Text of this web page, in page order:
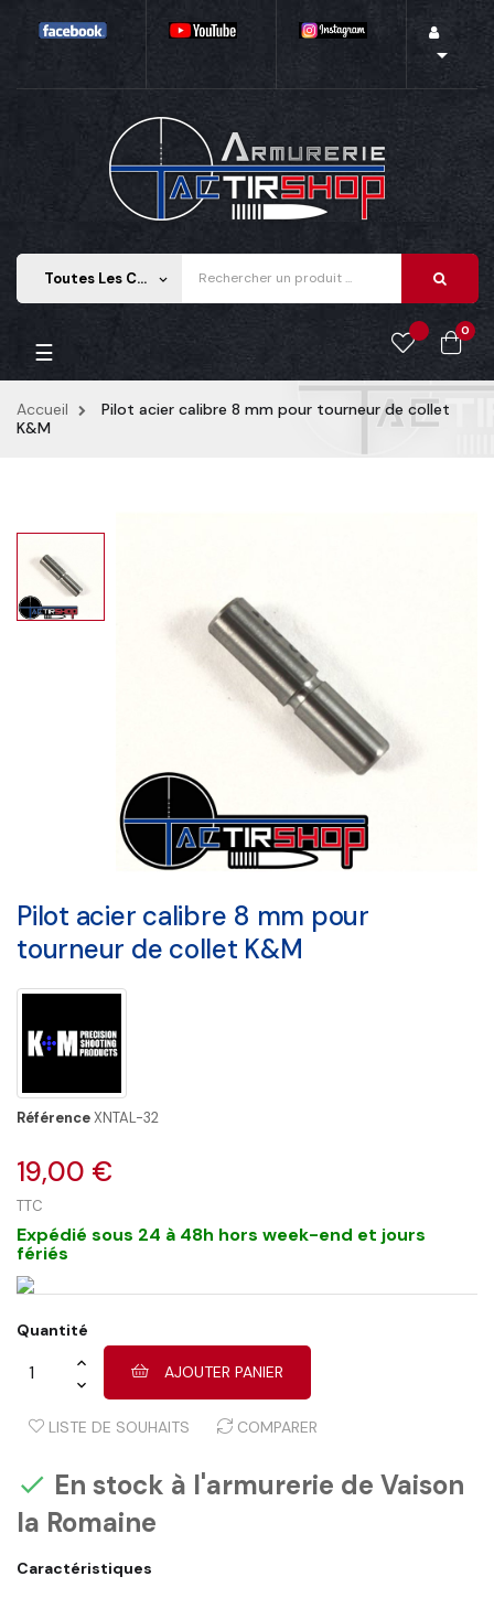

Toutes Les Catégories keyboard_arrow_down
0
Basculer
la
☰
Accueil
Pilot acier calibre 8 mm pour tourneur de collet
K&M
Pilot acier calibre 8 mm pour
tourneur de collet K&M
RéférenceXNTAL-32
19,00 €
TTC
Expédié sous 24 à 48h hors week-end et jours
fériés
Quantité
AJOUTER PANIER
LISTE DE SOUHAITS COMPARER
 En stock à l'armurerie de Vaison
la Romaine
Caractéristiques